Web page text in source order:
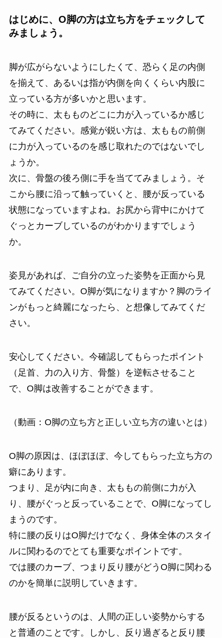
はじめに、O脚の方は立ち方をチェックして
みましょう。
脚が広がらないようにしたくて、恐らく足の内側
を揃えて、あるいは指が内側を向くくらい内股に
立っている方が多いかと思います。
その時に、太もものどこに力が入っているか感じ
てみてください。感覚が鋭い方は、太ももの前側
に力が入っているのを感じ取れたのではないでし
ょうか。
次に、骨盤の後ろ側に手を当ててみましょう。そ
こから腰に沿って触っていくと、腰が反っている
状態になっていますよね。お尻から背中にかけて
ぐっとカーブしているのがわかりますでしょう
か。
姿見があれば、ご自分の立った姿勢を正面から見
てみてください。O脚が気になりますか？脚のライ
ンがもっと綺麗になったら、と想像してみてくだ
さい。
安心してください。今確認してもらったポイント
（足首、力の入り方、骨盤）を逆転させること
で、O脚は改善することができます。
（動画：O脚の立ち方と正しい立ち方の違いとは）
O脚の原因は、ほぼほぼ、今してもらった立ち方の
癖にあります。
つまり、足が内に向き、太ももの前側に力が入
り、腰がぐっと反っていることで、O脚になってし
まうのです。
特に腰の反りはO脚だけでなく、身体全体のスタイ
ルに関わるのでとても重要なポイントです。
では腰のカーブ、つまり反り腰がどうO脚に関わる
のかを簡単に説明していきます。
腰が反るというのは、人間の正しい姿勢からする
と普通のことです。しかし、反り過ぎると反り腰